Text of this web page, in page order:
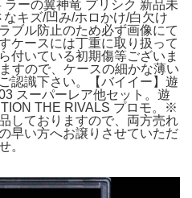
ーの翼神竜 プリシク 新品未
キズ/凹み/ホロかけ/白欠け
ブル防止のため必ず画像にて
ケースには丁重に取り扱って
付いている初期傷等ございま
すので、ケースの細かな薄い
認識下さい。【バイイー】遊
スーパーレア他セット。遊
THE RIVALS プロモ。※
しておりますので、両方売れ
早い方へお譲りさせていただ
。